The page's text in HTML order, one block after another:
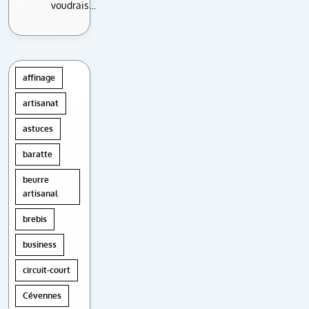
voudrais…
affinage
artisanat
astuces
baratte
beurre
artisanal
brebis
business
circuit-court
Cévennes